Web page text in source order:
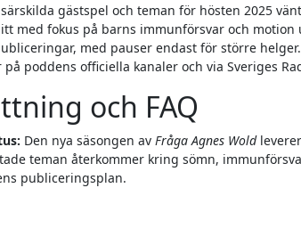
gästspel och teman för hösten 2025
med fokus på barns immunförsvar och motion
med pauser endast för större helger.
poddens officiella kanaler och via Sveriges
och FAQ
Den nya säsongen av Fråga Agnes Wold
teman återkommer kring sömn,
publiceringsplan.